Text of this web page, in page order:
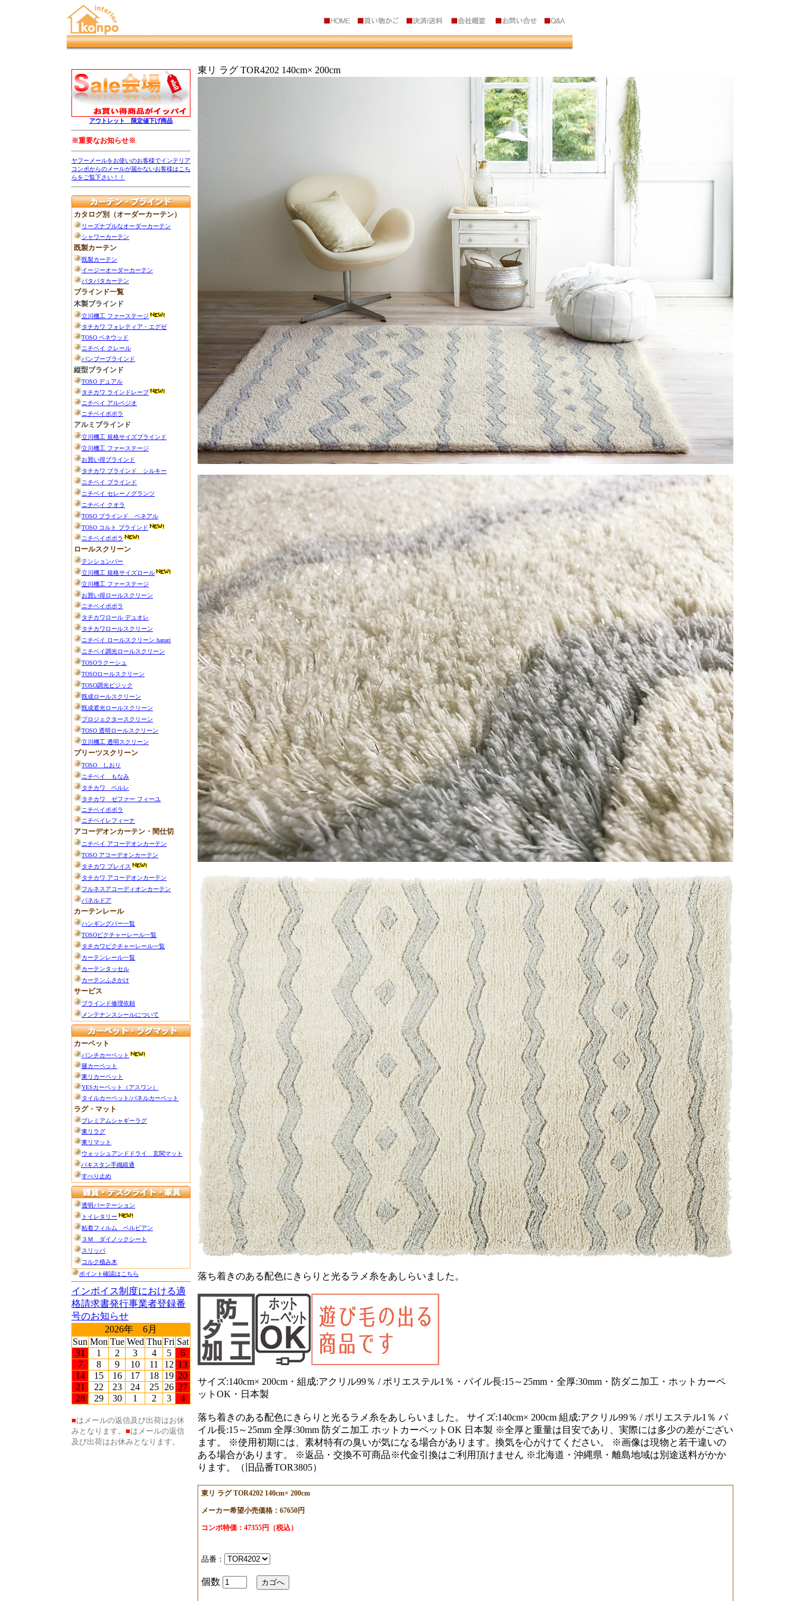
東リ ラグ TOR4202 140cm× 200cm
落ち着きのある配色にきらりと光るラメ糸をあしらいました。
サイズ:140cm× 200cm・組成:アクリル99％ / ポリエステル1％・パイル長:15～25mm・全厚:30mm・防ダニ加工・ホットカーペ
ットOK・日本製
落ち着きのある配色にきらりと光るラメ糸をあしらいました。 サイズ:140cm× 200cm 組成:アクリル99％ / ポリエステル1％ パ
イル長:15～25mm 全厚:30mm 防ダニ加工 ホットカーペットOK 日本製 ※全厚と重量は目安であり、実際には多少の差がござい
ます。 ※使用初期には、素材特有の臭いが気になる場合があります。換気を心がけてください。 ※画像は現物と若干違いの
ある場合があります。 ※返品・交換不可商品※代金引換はご利用頂けません ※北海道・沖縄県・離島地域は別途送料がかか
ります。（旧品番TOR3805）
東リ ラグ TOR4202 140cm× 200cm
メーカー希望小売価格：67650円
コンポ特価：47355円（税込）
品番：
個数